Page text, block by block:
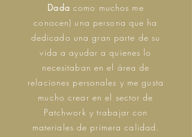
Dada como muchos me
conocen) una persona que ha
dedicado una gran parte de su
vida a ayudar a quienes lo
necesitaban en el área de
relaciones personales y me gusta
mucho crear en el sector de
Patchwork y trabajar con
materiales de primera calidad.